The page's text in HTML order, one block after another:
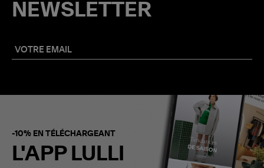
NEWSLETTER
-10% EN TÉLÉCHARGEANT
L'APP LULLI